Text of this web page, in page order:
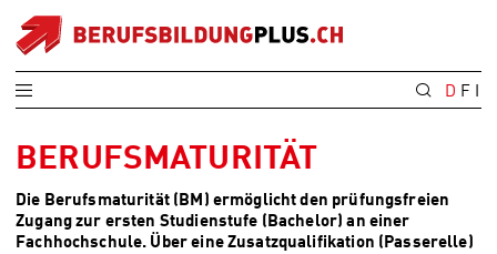
D F I
BERUFSMATURITÄT
Die Berufsmaturität (BM) ermöglicht den prüfungsfreien
Zugang zur ersten Studienstufe (Bachelor) an einer
Fachhochschule. Über eine Zusatzqualifikation (Passerelle)